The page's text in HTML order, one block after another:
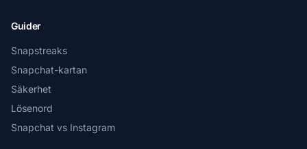
Guider
Snapstreaks
Snapchat-kartan
Säkerhet
Lösenord
Snapchat vs Instagram